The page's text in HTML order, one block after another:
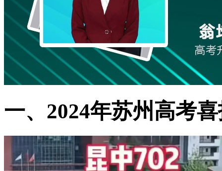
一、2024年苏州高考